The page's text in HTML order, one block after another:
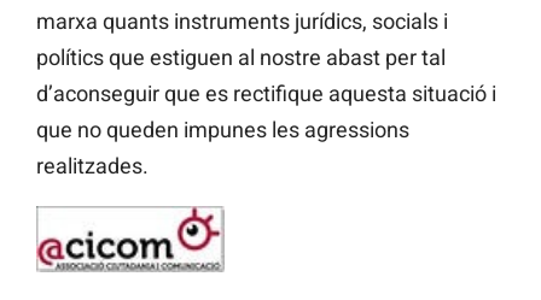
marxa quants instruments jurídics, socials i
polítics que estiguen al nostre abast per tal
d’aconseguir que es rectifique aquesta situació i
que no queden impunes les agressions
realitzades.